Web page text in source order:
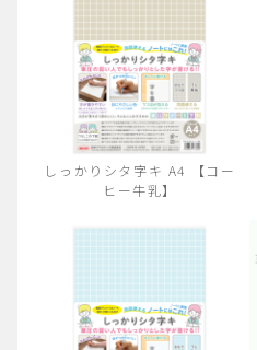
しっかりシタ字キ A4 【コー
ヒー牛乳】